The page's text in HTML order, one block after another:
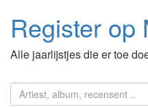
Register op
Alle jaarlijstjes die er toe